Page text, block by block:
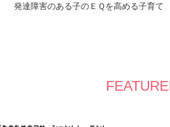
発達障害のある子のＥＱを高める子育て